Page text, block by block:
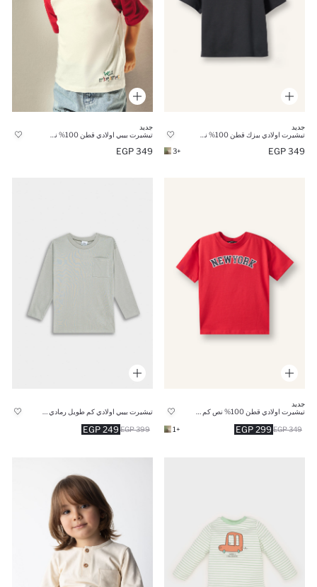
جديد
349 EGP
+3
جديد
349 EGP
جديد
299 EGP 349 EGP
+1
249 EGP 399 EGP